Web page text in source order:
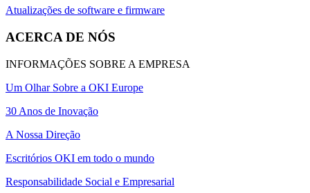
Atualizações de software e firmware
ACERCA DE NÓS
INFORMAÇÕES SOBRE A EMPRESA
Um Olhar Sobre a OKI Europe
30 Anos de Inovação
A Nossa Direção
Escritórios OKI em todo o mundo
Responsabilidade Social e Empresarial